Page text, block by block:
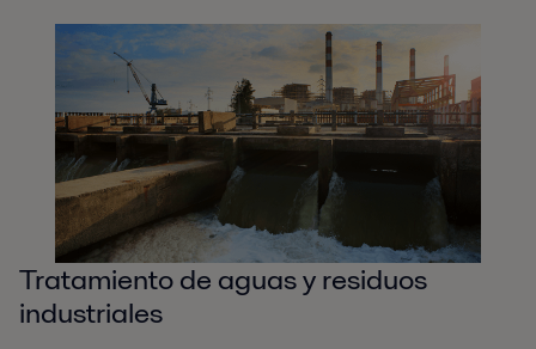
Tratamiento de aguas y residuos
industriales